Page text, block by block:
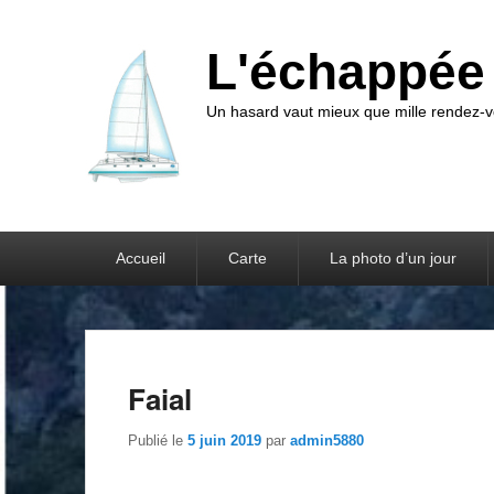
Un hasard vaut mieux que mille rendez-
Accueil Carte La photo d’un jour
Faial
Publié le 5 juin 2019 par admin5880